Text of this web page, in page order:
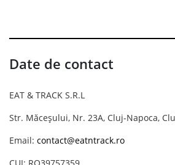
Date de contact
EAT & TRACK S.R.L
Str. Măceșului, Nr. 23A, Cluj-Napoca,
Email: contact@eatntrack.ro